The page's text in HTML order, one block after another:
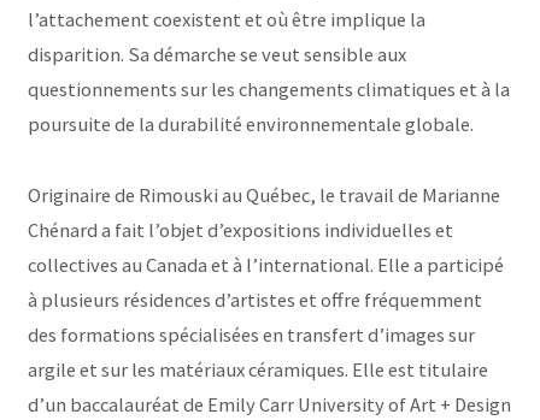
l’attachement coexistent et où être implique la
disparition. Sa démarche se veut sensible aux
questionnements sur les changements climatiques et à la
poursuite de la durabilité environnementale globale.
Originaire de Rimouski au Québec, le travail de Marianne
Chénard a fait l’objet d’expositions individuelles et
collectives au Canada et à l’international. Elle a participé
à plusieurs résidences d’artistes et offre fréquemment
des formations spécialisées en transfert d’images sur
argile et sur les matériaux céramiques. Elle est titulaire
d’un baccalauréat de Emily Carr University of Art + Design